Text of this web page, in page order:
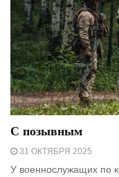
С позывным
31 ОКТЯБРЯ 2025
У военнослужащих по